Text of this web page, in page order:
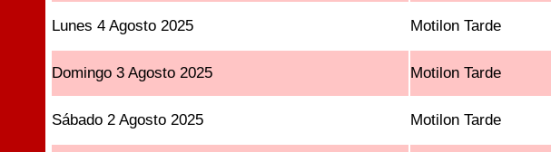
Lunes 4 Agosto 2025 Motilon Tarde
Domingo 3 Agosto 2025 Motilon Tarde
Sábado 2 Agosto 2025 Motilon Tarde